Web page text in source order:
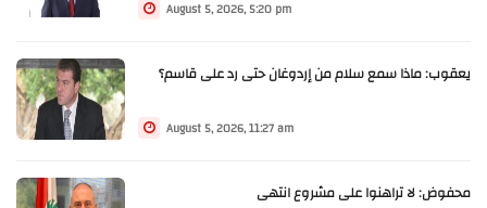
August 5, 2026, 5:20 pm
يعقوب: ماذا سمع سلام من إردوغان حتى رد على قاسم؟
August 5, 2026, 11:27 am
محفوض: لا تراهنوا على مشروع انتهى